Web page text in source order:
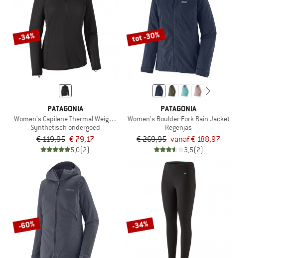
-34%
PATAGONIA
Women's Capilene Thermal Weight Zip Neck
Synthetisch ondergoed
€ 119,95 € 79,17
5,0(2)
tot -30%
PATAGONIA
Women's Boulder Fork Rain Jacket
Regenjas
€ 269,95 vanaf € 188,97
3,5(2)
-60% -34%